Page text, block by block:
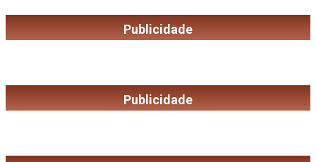
Publicidade
Publicidade